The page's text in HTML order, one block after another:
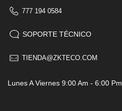
777 194 0584
SOPORTE TÉCNICO
TIENDA@ZKTECO.COM
Lunes A Viernes 9:00 Am - 6:00 Pm